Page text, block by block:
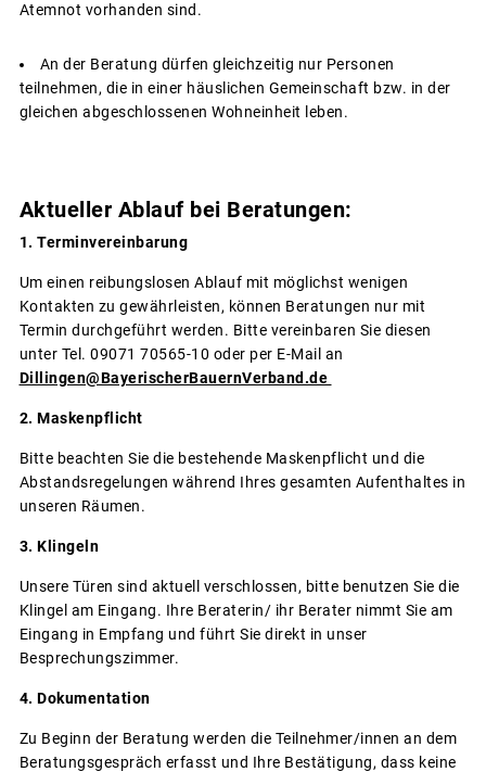
Atemnot vorhanden sind.
An der Beratung dürfen gleichzeitig nur Personen
teilnehmen, die in einer häuslichen Gemeinschaft bzw. in der
gleichen abgeschlossenen Wohneinheit leben.
Aktueller Ablauf bei Beratungen:
1. Terminvereinbarung
Um einen reibungslosen Ablauf mit möglichst wenigen
Kontakten zu gewährleisten, können Beratungen nur mit
Termin durchgeführt werden. Bitte vereinbaren Sie diesen
unter Tel. 09071 70565-10 oder per E-Mail an
Dillingen@BayerischerBauernVerband.de
2. Maskenpflicht
Bitte beachten Sie die bestehende Maskenpflicht und die
Abstandsregelungen während Ihres gesamten Aufenthaltes in
unseren Räumen.
3. Klingeln
Unsere Türen sind aktuell verschlossen, bitte benutzen Sie die
Klingel am Eingang. Ihre Beraterin/ ihr Berater nimmt Sie am
Eingang in Empfang und führt Sie direkt in unser
Besprechungszimmer.
4. Dokumentation
Zu Beginn der Beratung werden die Teilnehmer/innen an dem
Beratungsgespräch erfasst und Ihre Bestätigung, dass keine